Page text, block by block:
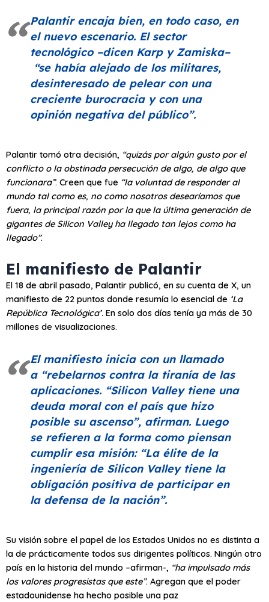
Palantir encaja bien, en todo caso, en
el nuevo escenario. El sector
tecnológico –dicen Karp y Zamiska–
“se había alejado de los militares,
desinteresado de pelear con una
creciente burocracia y con una
opinión negativa del público”.
Palantir tomó otra decisión, “quizás por algún gusto por el
conflicto o la obstinada persecución de algo, de algo que
funcionara”. Creen que fue “la voluntad de responder al
mundo tal como es, no como nosotros desearíamos que
fuera, la principal razón por la que la última generación de
gigantes de Silicon Valley ha llegado tan lejos como ha
llegado”.
El manifiesto de Palantir
El 18 de abril pasado, Palantir publicó, en su cuenta de X, un
manifiesto de 22 puntos donde resumía lo esencial de ‘La
República Tecnológica’. En solo dos días tenía ya más de 30
millones de visualizaciones.
El manifiesto inicia con un llamado
a “rebelarnos contra la tiranía de las
aplicaciones. “Silicon Valley tiene una
deuda moral con el país que hizo
posible su ascenso”, afirman. Luego
se refieren a la forma como piensan
cumplir esa misión: “La élite de la
ingeniería de Silicon Valley tiene la
obligación positiva de participar en
la defensa de la nación”.
Su visión sobre el papel de los Estados Unidos no es distinta a
la de prácticamente todos sus dirigentes políticos. Ningún otro
país en la historia del mundo –afirman-, “ha impulsado más
los valores progresistas que este”. Agregan que el poder
estadounidense ha hecho posible una paz